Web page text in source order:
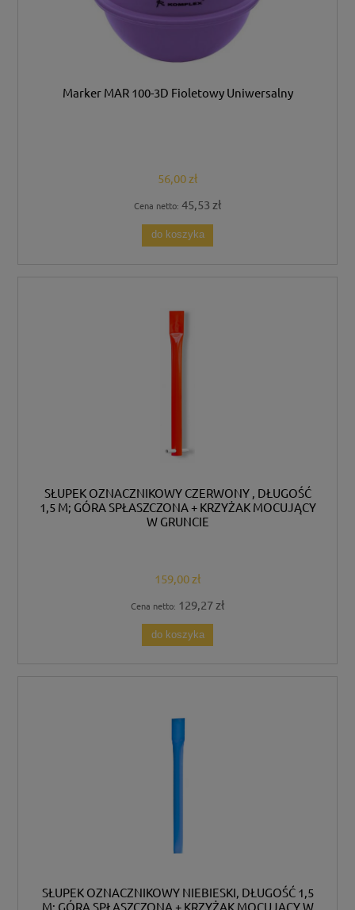
Marker MAR 100-3D Fioletowy Uniwersalny
56,00 zł
Cena netto: 45,53 zł
do koszyka
SŁUPEK OZNACZNIKOWY CZERWONY , DŁUGOŚĆ
1,5 M; GÓRA SPŁASZCZONA + KRZYŻAK MOCUJĄCY
W GRUNCIE
159,00 zł
Cena netto: 129,27 zł
do koszyka
SŁUPEK OZNACZNIKOWY NIEBIESKI, DŁUGOŚĆ 1,5
M; GÓRA SPŁASZCZONA + KRZYŻAK MOCUJĄCY W